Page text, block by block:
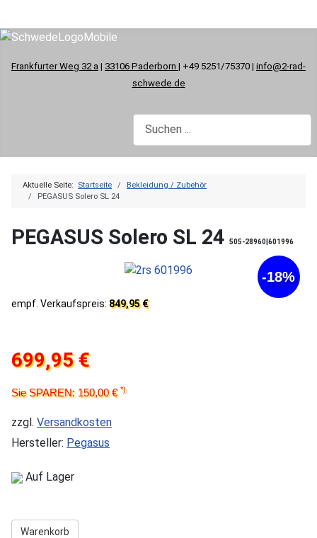
Frankfurter Weg 32 a | 33106 Paderborn | +49 5251/75370 | info@2-rad-
schwede.de
Aktuelle Seite: Startseite
Bekleidung / Zubehör
PEGASUS Solero SL 24
PEGASUS Solero SL 24 505-28960|601996
-18%
empf. Verkaufspreis: 849,95 €
699,95 €
Sie SPAREN: 150,00 €*)
zzgl. Versandkosten
Hersteller: Pegasus
Auf Lager
Warenkorb